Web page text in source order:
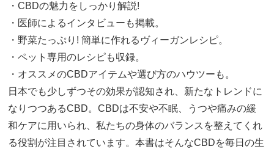
・CBDの魅力をしっかり解説!
・医師によるインタビューも掲載。
・野菜たっぷり! 簡単に作れるヴィーガンレシピ。
・ペット専用のレシピも収録。
・オススメのCBDアイテムや選び方のハウツーも。
日本でも少しずつその効果が認知され、新たなトレンドに
なりつつあるCBD。CBDは不安や不眠、うつや痛みの緩
和ケアに用いられ、私たちの身体のバランスを整えてくれ
る役割が注目されています。本書はそんなCBDを毎日の生